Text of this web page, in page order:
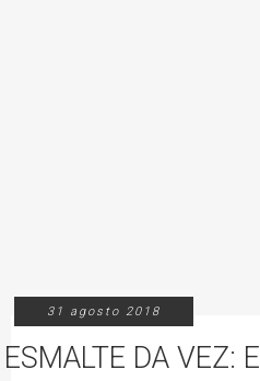
31 agosto 2018
ESMALTE DA VEZ: